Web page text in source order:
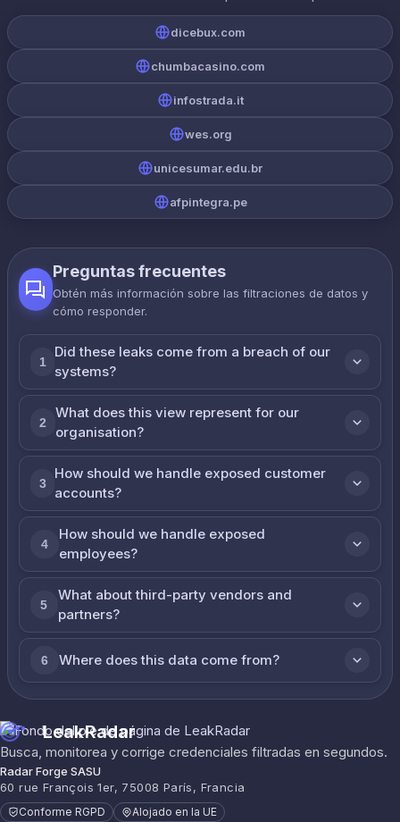
dicebux.com
chumbacasino.com
infostrada.it
wes.org
unicesumar.edu.br
afpintegra.pe
Preguntas frecuentes
Obtén más información sobre las filtraciones de datos y
cómo responder.
1
Did these leaks come from a breach of our
systems?
2
What does this view represent for our
organisation?
3
How should we handle exposed customer
accounts?
4
How should we handle exposed
employees?
5
What about third-party vendors and
partners?
6 Where does this data come from?
LeakRadar
Busca, monitorea y corrige credenciales filtradas en segundos.
Radar Forge SASU
60 rue François 1er, 75008 París, Francia
Conforme RGPD Alojado en la UE